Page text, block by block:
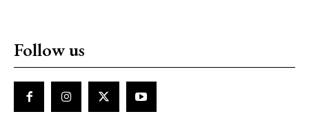
Follow us